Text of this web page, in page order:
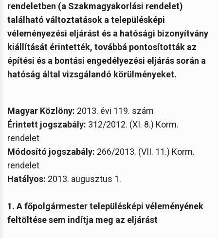
rendeletben (a Szakmagyakorlási rendelet)
található változtatások a településképi
véleményezési eljárást és a hatósági bizonyítvány
kiállítását érintették, továbbá pontosították az
építési és a bontási engedélyezési eljárás során a
hatóság által vizsgálandó körülményeket.
Magyar Közlöny: 2013. évi 119. szám
Érintett jogszabály: 312/2012. (XI. 8.) Korm.
rendelet
Módosító jogszabály: 266/2013. (VII. 11.) Korm.
rendelet
Hatályos: 2013. augusztus 1.
1. A főpolgármester településképi véleményének
feltöltése sem indítja meg az eljárást